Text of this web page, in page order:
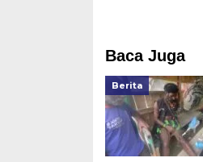
Baca Juga
Berita